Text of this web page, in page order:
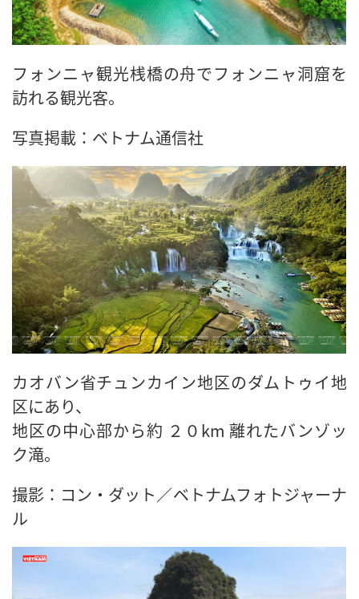
フォンニャ観光桟橋の舟でフォンニャ洞窟を
訪れる観光客。
写真掲載：ベトナム通信社
カオバン省チュンカイン地区のダムトゥイ地
区にあり、
地区の中心部から約 ２０km 離れたバンゾッ
ク滝。
撮影：コン・ダット／ベトナムフォトジャーナ
ル